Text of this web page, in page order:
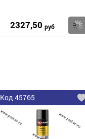
Купить
2327,50 руб
Код 45765